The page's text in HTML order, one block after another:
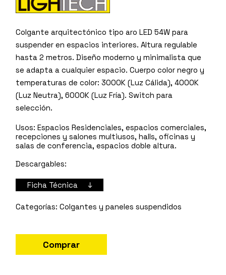
Colgante arquitectónico tipo aro LED 54W para
suspender en espacios interiores. Altura regulable
hasta 2 metros. Diseño moderno y minimalista que
se adapta a cualquier espacio. Cuerpo color negro y
temperaturas de color: 3000K (Luz Cálida), 4000K
(Luz Neutra), 6000K (Luz Fría). Switch para
selección.
Usos:Espacios Residenciales, espacios comerciales,
recepciones y salones multiusos, halls, oficinas y
salas de conferencia, espacios doble altura.
Descargables:
Ficha Técnica ↓
Colgantes y paneles suspendidos
Comprar